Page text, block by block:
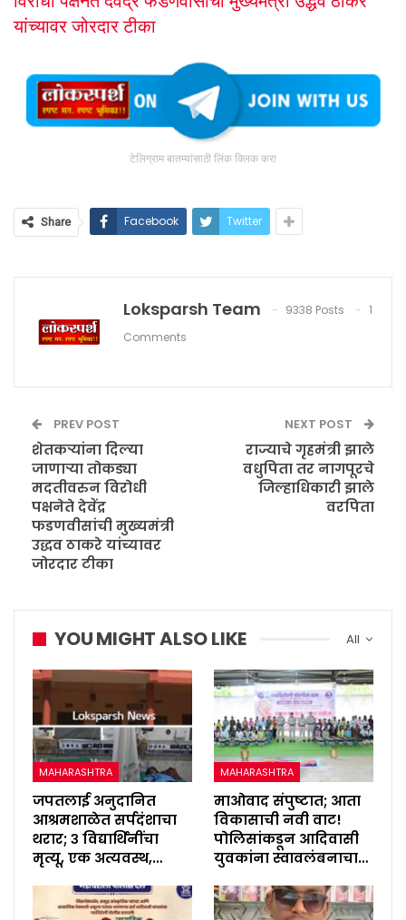
यांच्यावर जोरदार टीका
टेलिग्राम बातम्यांसाठी लिंक क्लिक करा
Share Facebook Twitter
Loksparsh Team 9338 Posts
1
Comments
PREV POST
शेतकऱ्यांना दिल्या
जाणाऱ्या तोकड्या
मदतीवरुन विरोधी
पक्षनेते देवेंद्र
फडणवीसांची मुख्यमंत्री
उद्धव ठाकरे यांच्यावर
जोरदार टीका
NEXT POST
राज्याचे गृहमंत्री झाले
वधुपिता तर नागपूरचे
जिल्हाधिकारी झाले
वरपिता
All
YOU MIGHT ALSO LIKE
MAHARASHTRA
जपतलाई अनुदानित
आश्रमशाळेत सर्पदंशाचा
थरार; ३ विद्यार्थिनींचा
मृत्यू, एक अत्यवस्थ,…
MAHARASHTRA
माओवाद संपुष्टात; आता
विकासाची नवी वाट!
पोलिसांकडून आदिवासी
युवकांना स्वावलंबनाचा…